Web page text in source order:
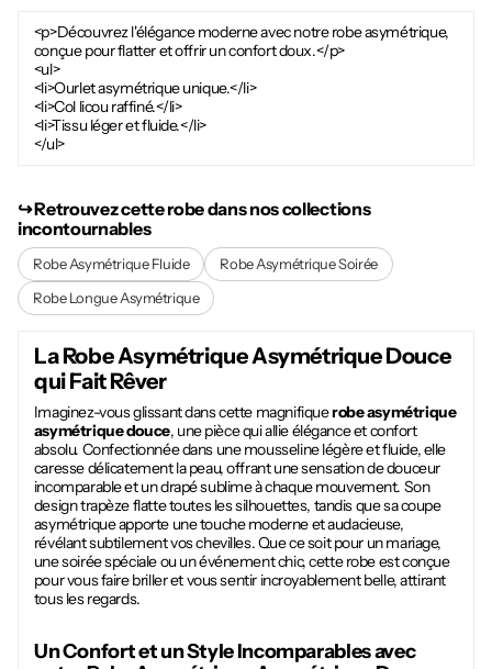
<p>Découvrez l'élégance moderne avec notre robe asymétrique,
conçue pour flatter et offrir un confort doux.</p>
<ul>
<li>Ourlet asymétrique unique.</li>
<li>Col licou raffiné.</li>
<li>Tissu léger et fluide.</li>
</ul>
↪︎ Retrouvez cette robe dans nos collections
incontournables
Robe Asymétrique Fluide
Robe Asymétrique Soirée
Robe Longue Asymétrique
LaRobe Asymétrique Asymétrique Douce
qui Fait Rêver
Imaginez-vous glissant dans cette magnifiquerobe asymétrique
asymétrique douce, une pièce qui allie élégance et confort
absolu. Confectionnée dans une mousseline légère et fluide, elle
caresse délicatement la peau, offrant une sensation de douceur
incomparable et un drapé sublime à chaque mouvement. Son
design trapèze flatte toutes les silhouettes, tandis que sa coupe
asymétrique apporte une touche moderne et audacieuse,
révélant subtilement vos chevilles. Que ce soit pour un mariage,
une soirée spéciale ou un événement chic, cette robe est conçue
pour vous faire briller et vous sentir incroyablement belle, attirant
tous les regards.
Un Confort et un Style Incomparables avec